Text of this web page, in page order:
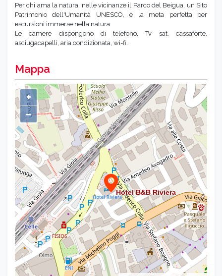
Per chi ama la natura, nelle vicinanze il Parco del Beigua, un Sito
Patrimonio dell'Umanità UNESCO, è la meta perfetta per
escursioni immerse nella natura.
Le camere dispongono di telefono, Tv sat, cassaforte,
asciugacapelli, aria condizionata, wi-fi.
Mappa
+
−